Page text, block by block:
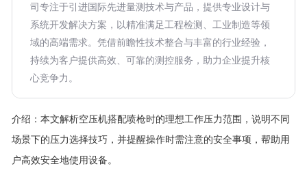
司专注于引进国际先进量测技术与产品，提供专业设计与
系统开发解决方案，以精准满足工程检测、工业制造等领
域的高端需求。凭借前瞻性技术整合与丰富的行业经验，
持续为客户提供高效、可靠的测控服务，助力企业提升核
心竞争力。
介绍： 本文解析空压机搭配喷枪时的理想工作压力范围，说明不同
场景下的压力选择技巧，并提醒操作时需注意的安全事项，帮助用
户高效安全地使用设备。